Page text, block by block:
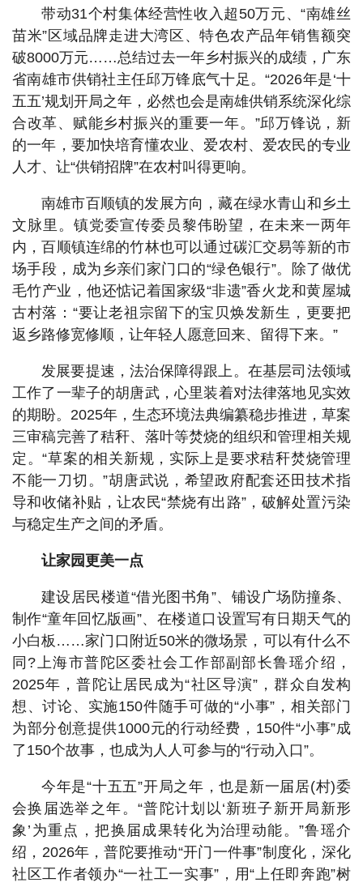
带动31个村集体经营性收入超50万元、“南雄丝
苗米”区域品牌走进大湾区、特色农产品年销售额突
破8000万元……总结过去一年乡村振兴的成绩，广东
省南雄市供销社主任邱万锋底气十足。“2026年是‘十
五五’规划开局之年，必然也会是南雄供销系统深化综
合改革、赋能乡村振兴的重要一年。”邱万锋说，新
的一年，要加快培育懂农业、爱农村、爱农民的专业
人才、让“供销招牌”在农村叫得更响。
南雄市百顺镇的发展方向，藏在绿水青山和乡土
文脉里。镇党委宣传委员黎伟盼望，在未来一两年
内，百顺镇连绵的竹林也可以通过碳汇交易等新的市
场手段，成为乡亲们家门口的“绿色银行”。除了做优
毛竹产业，他还惦记着国家级“非遗”香火龙和黄屋城
古村落：“要让老祖宗留下的宝贝焕发新生，更要把
返乡路修宽修顺，让年轻人愿意回来、留得下来。”
发展要提速，法治保障得跟上。在基层司法领域
工作了一辈子的胡唐武，心里装着对法律落地见实效
的期盼。2025年，生态环境法典编纂稳步推进，草案
三审稿完善了秸秆、落叶等焚烧的组织和管理相关规
定。“草案的相关新规，实际上是要求秸秆焚烧管理
不能一刀切。”胡唐武说，希望政府配套还田技术指
导和收储补贴，让农民“禁烧有出路”，破解处置污染
与稳定生产之间的矛盾。
让家园更美一点
建设居民楼道“借光图书角”、铺设广场防撞条、
制作“童年回忆版画”、在楼道口设置写有日期天气的
小白板……家门口附近50米的微场景，可以有什么不
同?上海市普陀区委社会工作部副部长鲁瑶介绍，
2025年，普陀让居民成为“社区导演”，群众自发构
想、讨论、实施150件随手可做的“小事”，相关部门
为部分创意提供1000元的行动经费，150件“小事”成
了150个故事，也成为人人可参与的“行动入口”。
今年是“十五五”开局之年，也是新一届居(村)委
会换届选举之年。“普陀计划以‘新班子新开局新形
象’为重点，把换届成果转化为治理动能。”鲁瑶介
绍，2026年，普陀要推动“开门一件事”制度化，深化
社区工作者领办“一社工一实事”，用“上任即奔跑”树